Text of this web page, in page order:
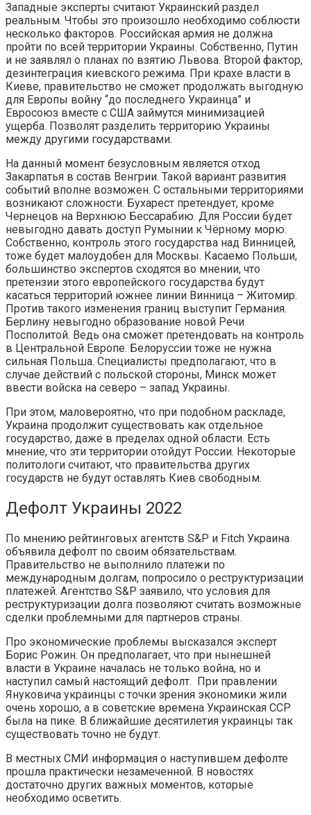
Западные эксперты считают Украинский раздел
реальным. Чтобы это произошло необходимо соблюсти
несколько факторов. Российская армия не должна
пройти по всей территории Украины. Собственно, Путин
и не заявлял о планах по взятию Львова. Второй фактор,
дезинтеграция киевского режима. При крахе власти в
Киеве, правительство не сможет продолжать выгодную
для Европы войну “до последнего Украинца” и
Евросоюз вместе с США займутся минимизацией
ущерба. Позволят разделить территорию Украины
между другими государствами.
На данный момент безусловным является отход
Закарпатья в состав Венгрии. Такой вариант развития
событий вполне возможен. С остальными территориями
возникают сложности. Бухарест претендует, кроме
Чернецов на Верхнюю Бессарабию. Для России будет
невыгодно давать доступ Румынии к Чёрному морю.
Собственно, контроль этого государства над Винницей,
тоже будет малоудобен для Москвы. Касаемо Польши,
большинство экспертов сходятся во мнении, что
претензии этого европейского государства будут
касаться территорий южнее линии Винница – Житомир.
Против такого изменения границ выступит Германия.
Берлину невыгодно образование новой Речи
Посполитой. Ведь она сможет претендовать на контроль
в Центральной Европе. Белоруссии тоже не нужна
сильная Польша. Специалисты предполагают, что в
случае действий с польской стороны, Минск может
ввести войска на северо – запад Украины.
При этом, маловероятно, что при подобном раскладе,
Украина продолжит существовать как отдельное
государство, даже в пределах одной области. Есть
мнение, что эти территории отойдут России. Некоторые
политологи считают, что правительства других
государств не будут оставлять Киев свободным.
Дефолт Украины 2022
По мнению рейтинговых агентств S&P и Fitch Украина
объявила дефолт по своим обязательствам.
Правительство не выполнило платежи по
международным долгам, попросило о реструктуризации
платежей. Агентство S&P заявило, что условия для
реструктуризации долга позволяют считать возможные
сделки проблемными для партнеров страны.
Про экономические проблемы высказался эксперт
Борис Рожин. Он предполагает, что при нынешней
власти в Украине началась не только война, но и
наступил самый настоящий дефолт. При правлении
Януковича украинцы с точки зрения экономики жили
очень хорошо, а в советские времена Украинская ССР
была на пике. В ближайшие десятилетия украинцы так
существовать точно не будут.
В местных СМИ информация о наступившем дефолте
прошла практически незамеченной. В новостях
достаточно других важных моментов, которые
необходимо осветить.